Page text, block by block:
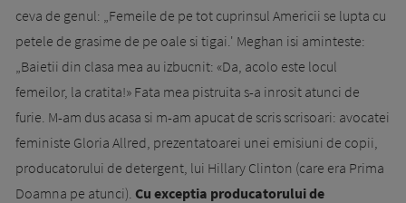
ceva de genul: „Femeile de pe tot cuprinsul Americii se lupta cu
petele de grasime de pe oale si tigai.' Meghan isi aminteste:
„Baietii din clasa mea au izbucnit: «Da, acolo este locul
femeilor, la cratita!» Fata mea pistruita s-a inrosit atunci de
furie. M-am dus acasa si m-am apucat de scris scrisoari: avocatei
feministe Gloria Allred, prezentatoarei unei emisiuni de copii,
producatorului de detergent, lui Hillary Clinton (care era Prima
Doamna pe atunci). Cu exceptia producatorului de